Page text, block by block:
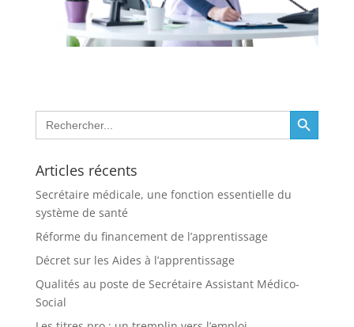
Search
for:
Search Button
Articles récents
Secrétaire médicale, une fonction essentielle du
système de santé
Réforme du financement de l’apprentissage
Décret sur les Aides à l’apprentissage
Qualités au poste de Secrétaire Assistant Médico-
Social